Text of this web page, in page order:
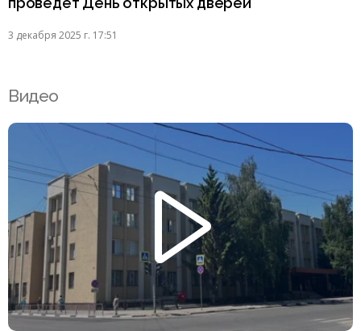
3 декабря 2025 г. 17:51
Видео